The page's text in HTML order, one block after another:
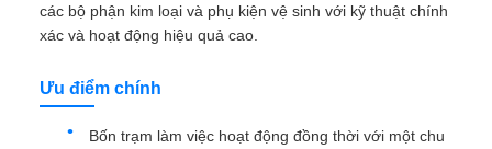
các bộ phận kim loại và phụ kiện vệ sinh với kỹ thuật chính
xác và hoạt động hiệu quả cao.
Ưu điểm chính
Bốn trạm làm việc hoạt động đồng thời với một chu